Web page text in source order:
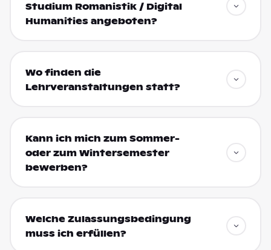
Studium Romanistik / Digital
Humanities angeboten?
Wo finden die
Lehrveranstaltungen statt?
Kann ich mich zum Sommer-
oder zum Wintersemester
bewerben?
Welche Zulassungsbedingung
muss ich erfüllen?